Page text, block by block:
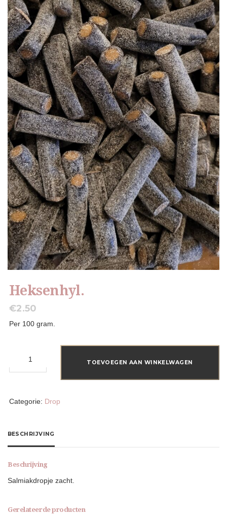
Heksenhyl.
€2.50
Per 100 gram.
TOEVOEGEN AAN WINKELWAGEN
Categorie: Drop
BESCHRIJVING
Beschrijving
Salmiakdropje zacht.
Gerelateerde producten